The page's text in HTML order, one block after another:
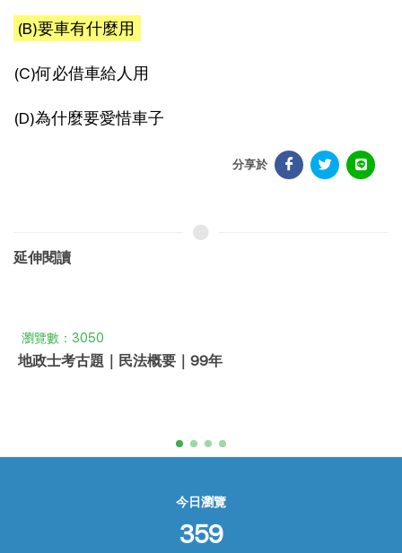
(B)要車有什麼用
(C)何必借車給人用
(D)為什麼要愛惜車子
分享於
延伸閱讀
瀏覽數：2165
地政士考古題｜國文｜105年
今日瀏覽
359